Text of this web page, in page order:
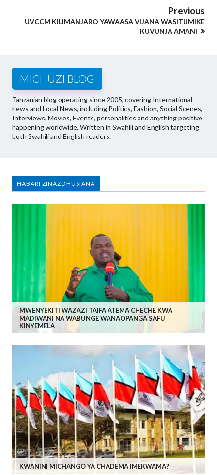
Previous
UVCCM KILIMANJARO YAWAASA VIJANA WASITUMIKE
KUVUNJA AMANI
MICHUZI BLOG
Tanzanian blog operating since 2005, covering International
news and Local News, including Politics, Fashion, Social Scenes,
Interviews, Movies, Events, personalities and anything positive
happening worldwide. Written in Swahili and English targeting
both Swahili and English readers.
HABARI ZINAZOHUSIANA
MWENYEKITI WAZAZI TAIFA ATEMA CHECHE KWA
MADIWANI NA WABUNGE WANAOPANGA SAFU
KINYEMELA
KWANINI MICHANGO YA CHADEMA IMEKWAMA?